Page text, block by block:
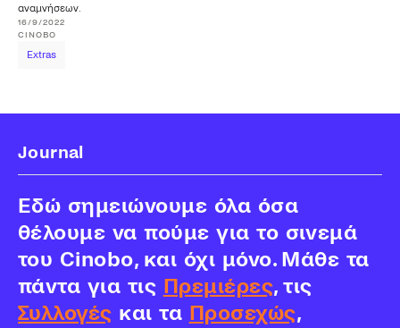
αναμνήσεων.
16/9/2022
CINOBO
Extras
Journal
Εδώ σημειώνουμε όλα όσα
θέλουμε να πούμε για το σινεμά
του Cinobo, και όχι μόνο. Μάθε τα
πάντα για τις Πρεμιέρες, τις
Συλλογές και τα Προσεχώς,